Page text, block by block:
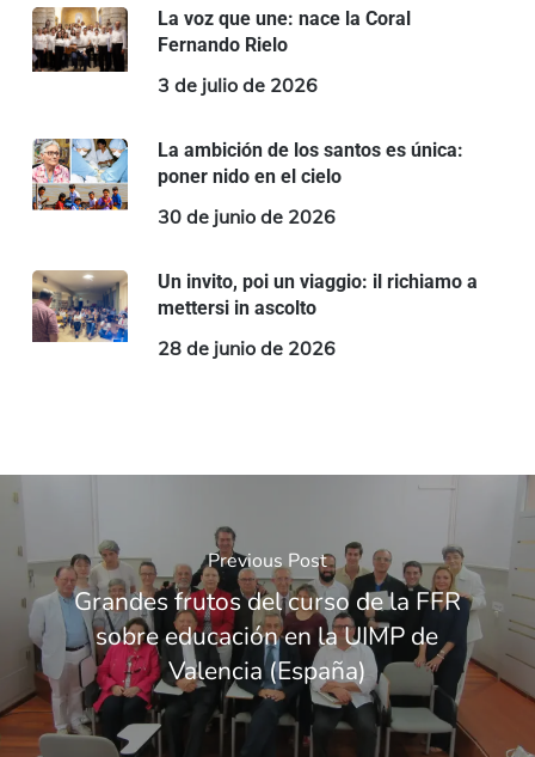
La voz que une: nace la Coral
Fernando Rielo
3 de julio de 2026
La ambición de los santos es única:
poner nido en el cielo
30 de junio de 2026
Un invito, poi un viaggio: il richiamo a
mettersi in ascolto
28 de junio de 2026
Previous Post
Grandes frutos del curso de la FFR
sobre educación en la UIMP de
Valencia (España)